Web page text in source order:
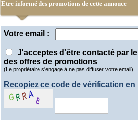
Etre informé des promotions de cette annonce
Votre email :
J'acceptes d'être contacté par
des offres de promotions
(Le propriétaire s'engage à ne pas diffuser votre email)
Recopiez ce code de vérification en